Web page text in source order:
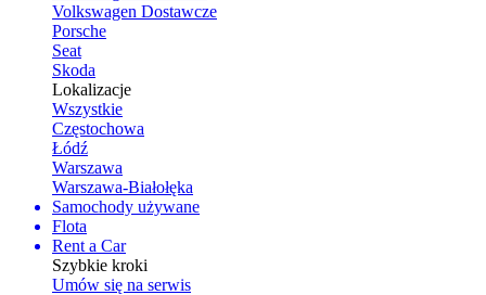
Volkswagen Dostawcze
Porsche
Seat
Skoda
Lokalizacje
Wszystkie
Częstochowa
Łódź
Warszawa
Warszawa-Białołęka
Samochody używane
Flota
Rent a Car
Szybkie kroki
Umów się na serwis